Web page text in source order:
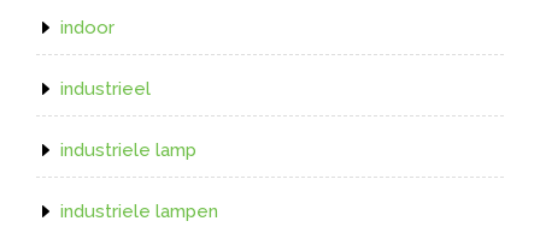
indoor
industrieel
industriele lamp
industriele lampen